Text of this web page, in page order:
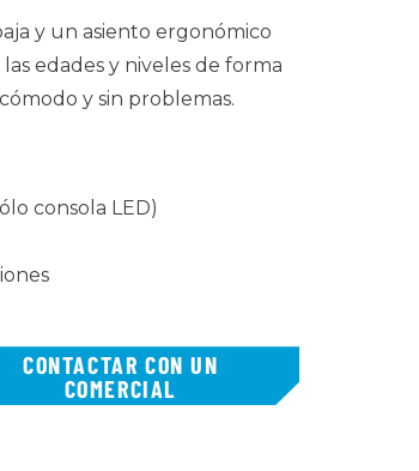
y un asiento ergonómico
edades y niveles de forma
y sin problemas.
consola LED)
CONTACTAR CON UN
COMERCIAL